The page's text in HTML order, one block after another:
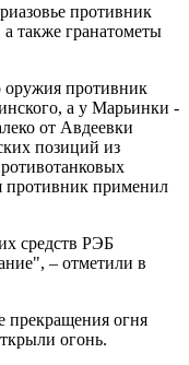
противник
также гранатометы
оружия противник
а у Марьинки -
от Авдеевки
позиций из
противник применил
средств РЭБ
– отметили в
прекращения огня
огонь.